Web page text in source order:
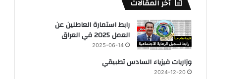
أخر المقالات
رابط استمارة العاطلين عن
العمل 2025 في العراق
2025-06-14
وزاريات فيزياء السادس تطبيقي
2024-12-20